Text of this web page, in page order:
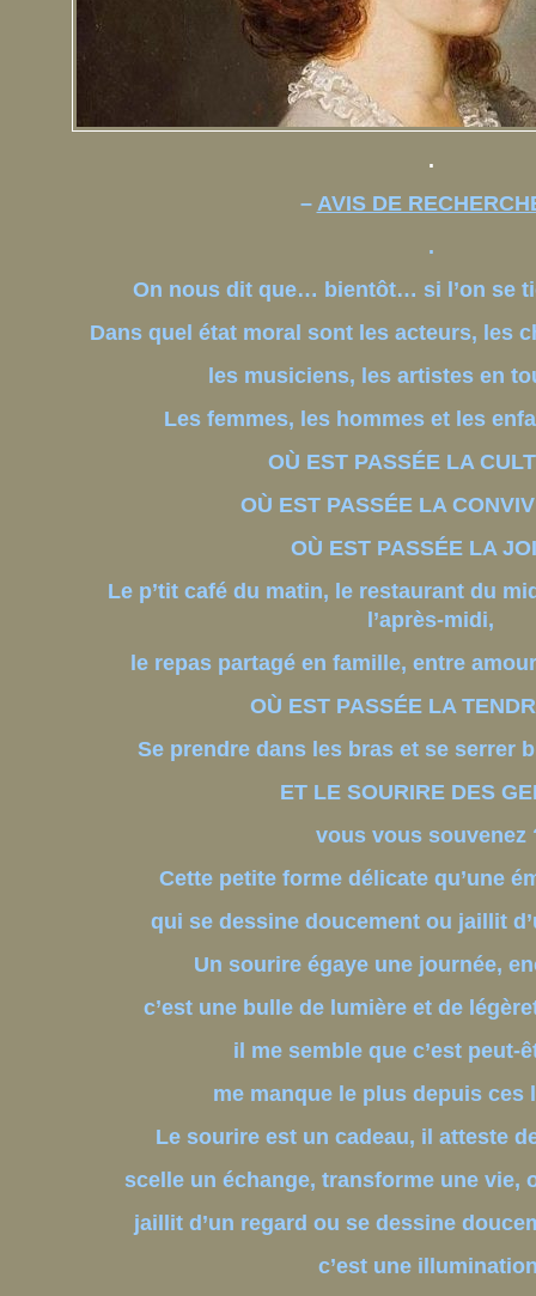
.
– AVIS DE
.
On nous dit que… bientôt… si l’on se
Dans quel état moral sont les acteurs, les
les musiciens, les artistes en
Les femmes, les hommes et les
OÙ EST PASSÉE LA
OÙ EST PASSÉE LA
OÙ EST PASSÉE LA
Le p’tit café du matin, le restaurant du
l’après-midi,
le repas partagé en famille, entre
OÙ EST PASSÉE LA
Se prendre dans les bras et se serrer
ET LE SOURIRE DES
vous vous souvenez
Cette petite forme délicate qu’une
qui se dessine doucement ou jaillit
Un sourire égaye une journée,
c’est une bulle de lumière et de
il me semble que c’est peut-
me manque le plus depuis ces
Le sourire est un cadeau, il atteste
scelle un échange, transforme une vie,
jaillit d’un regard ou se dessine
c’est une